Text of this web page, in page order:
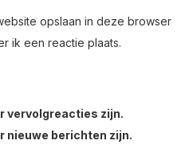
opslaan in deze browser
ik een reactie plaats.
vervolgreacties zijn.
nieuwe berichten zijn.